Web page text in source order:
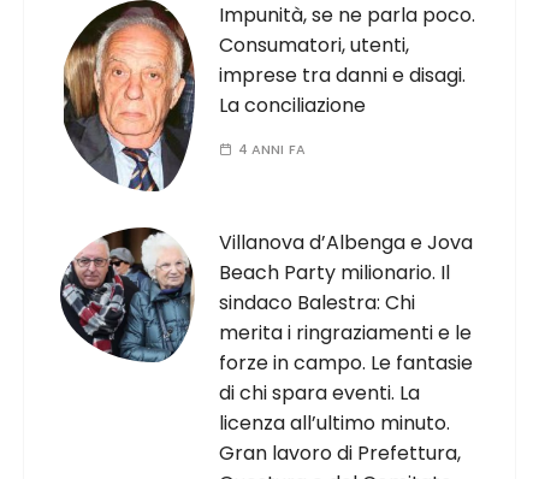
Impunità, se ne parla poco.
Consumatori, utenti,
imprese tra danni e disagi.
La conciliazione
4 ANNI FA
Villanova d’Albenga e Jova
Beach Party milionario. Il
sindaco Balestra: Chi
merita i ringraziamenti e le
forze in campo. Le fantasie
di chi spara eventi. La
licenza all’ultimo minuto.
Gran lavoro di Prefettura,